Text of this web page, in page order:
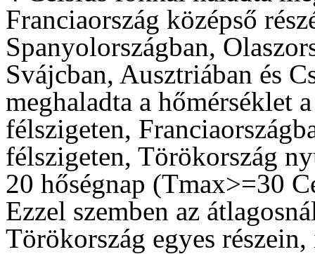
Franciaország középső
Spanyolországban,
Svájcban, Ausztriában és
meghaladta a hőmérséklet
félszigeten,
félszigeten, Törökország
20 hőségnap (Tmax>=30
Ezzel szemben az
Törökország egyes